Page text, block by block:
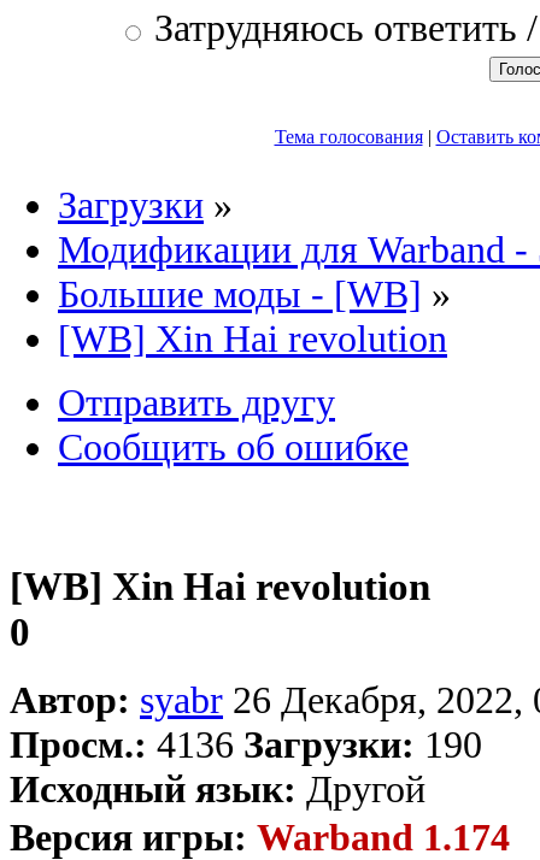
Затрудняюсь
Тема голосования| Оставить
Загрузки »
Модификации для Warband -
Большие моды - [WB] »
[WB] Xin Hai revolution
Отправить другу
Сообщить об ошибке
[WB] Xin Hai revolution
0
Автор: syabr 26 Декабря, 2022,
Просм.: 4136 Загрузки: 190
Исходный язык: Другой
Версия игры: Warband 1.174